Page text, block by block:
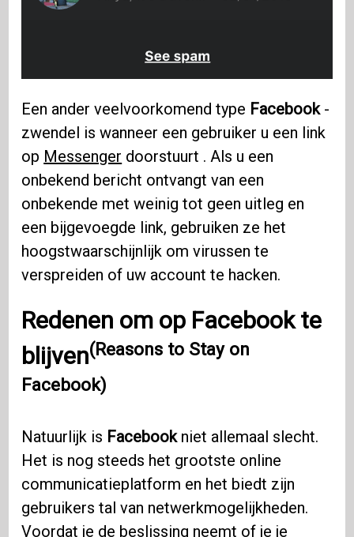
Een ander veelvoorkomend type Facebook-
zwendel is wanneer een gebruiker u een link
op Messenger doorstuurt . Als u een
onbekend bericht ontvangt van een
onbekende met weinig tot geen uitleg en
een bijgevoegde link, gebruiken ze het
hoogstwaarschijnlijk om virussen te
verspreiden of uw account te hacken.
Redenen om op Facebook te
blijven(Reasons to Stay on
Facebook)
Natuurlijk is Facebookniet allemaal slecht.
Het is nog steeds het grootste online
communicatieplatform en het biedt zijn
gebruikers tal van netwerkmogelijkheden.
Voordat je de beslissing neemt of je je